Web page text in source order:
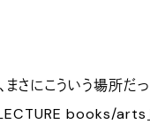
さにこういう場所だ
books/arts